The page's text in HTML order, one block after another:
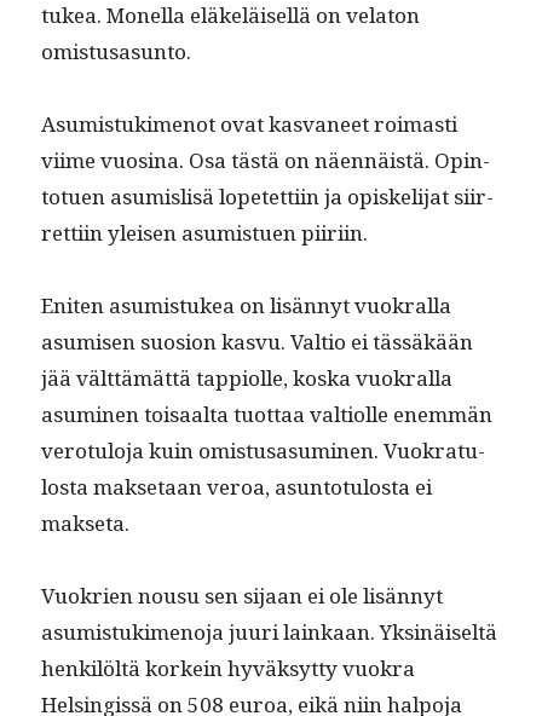
tukea. Monel­la eläkeläisel­lä on vela­ton
omistusasunto.
Asum­is­tuki­menot ovat kas­va­neet roimasti
viime vuosi­na. Osa tästä on näen­näistä. Opin­
totuen asum­is­lisä lopetet­ti­in ja opiske­li­jat siir­
ret­ti­in yleisen asum­istuen piiriin.
Eniten asum­is­tukea on lisän­nyt vuokral­la
asumisen suo­sion kasvu. Val­tio ei tässäkään
jää vält­tämät­tä tap­pi­olle, kos­ka vuokral­la
asum­i­nen toisaal­ta tuot­taa val­ti­olle enem­män
vero­tu­lo­ja kuin omis­tusasum­i­nen. Vuokrat­u­
losta mak­se­taan veroa, asun­to­tu­losta ei
makseta.
Vuokrien nousu sen sijaan ei ole lisän­nyt
asum­is­tuki­meno­ja juuri lainkaan. Yksinäiseltä
henkilöltä korkein hyväksyt­ty vuokra
Helsingis­sä on 508 euroa, eikä niin halpo­ja